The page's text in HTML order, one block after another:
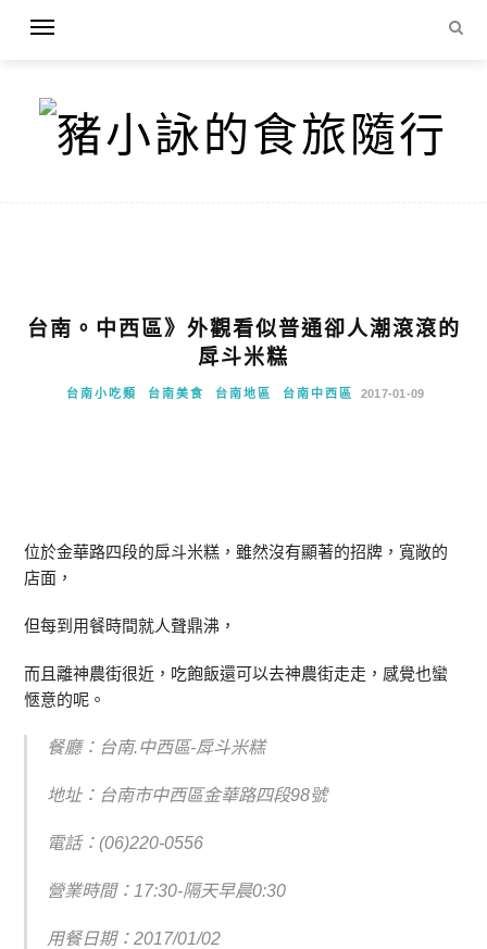
台南。中西區》外觀看似普通卻人潮滾滾的
戽斗米糕
台南小吃類 台南美食 台南地區 台南中西區 2017-01-09
位於金華路四段的戽斗米糕，雖然沒有顯著的招牌，寬敞的
店面，
但每到用餐時間就人聲鼎沸，
而且離神農街很近，吃飽飯還可以去神農街走走，感覺也蠻
愜意的呢。
餐廳：台南.中西區-戽斗米糕
地址：台南市中西區金華路四段98號
電話：(06)220-0556
營業時間：17:30-隔天早晨0:30
用餐日期：2017/01/02